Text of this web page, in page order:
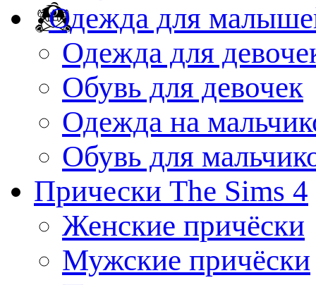
Одежда для
Одежда для
Обувь для девочек
Одежда на
Обувь для
Прически The Sims 4
Женские причёски
Мужские причёски